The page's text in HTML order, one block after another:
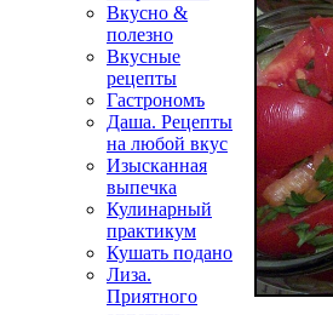
Вкусно &
полезно
Вкусные
рецепты
Гастрономъ
Даша. Рецепты
на любой вкус
Изысканная
выпечка
Кулинарный
практикум
Кушать подано
Лиза.
Приятного